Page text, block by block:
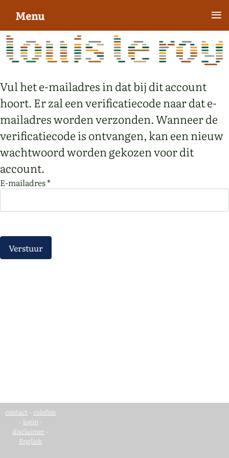
Vul het e-mailadres in dat bij dit account
hoort. Er zal een verificatiecode naar dat e-
mailadres worden verzonden. Wanneer de
verificatiecode is ontvangen, kan een nieuw
wachtwoord worden gekozen voor dit
account.
E-mailadres*
Verstuur
contact - colofon
- login -
disclaimer -
English
Menu ≡